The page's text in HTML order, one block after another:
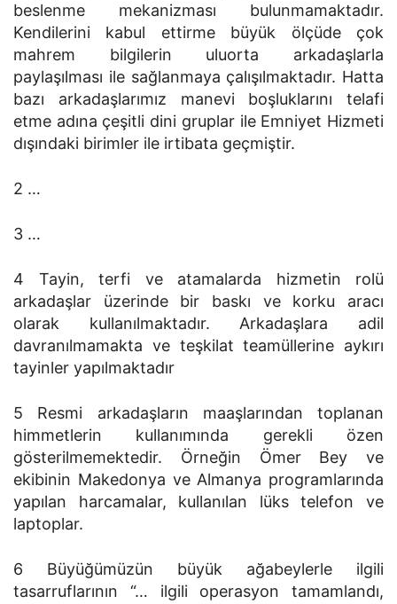
beslenme mekanizması bulunmamaktadır.
Kendilerini kabul ettirme büyük ölçüde çok
mahrem bilgilerin uluorta arkadaşlarla
paylaşılması ile sağlanmaya çalışılmaktadır. Hatta
bazı arkadaşlarımız manevi boşluklarını telafi
etme adına çeşitli dini gruplar ile Emniyet Hizmeti
dışındaki birimler ile irtibata geçmiştir.
2 …
3 …
4 Tayin, terfi ve atamalarda hizmetin rolü
arkadaşlar üzerinde bir baskı ve korku aracı
olarak kullanılmaktadır. Arkadaşlara adil
davranılmamakta ve teşkilat teamüllerine aykırı
tayinler yapılmaktadır
5 Resmi arkadaşların maaşlarından toplanan
himmetlerin kullanımında gerekli özen
gösterilmemektedir. Örneğin Ömer Bey ve
ekibinin Makedonya ve Almanya programlarında
yapılan harcamalar, kullanılan lüks telefon ve
laptoplar.
6 Büyüğümüzün büyük ağabeylerle ilgili
tasarruflarının “… ilgili operasyon tamamlandı,